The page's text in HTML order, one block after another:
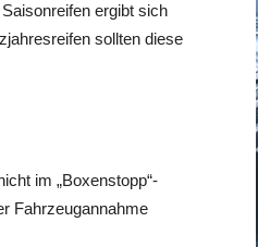
ergibt sich
sollten diese
im „Boxenstopp“-
Fahrzeugannahme